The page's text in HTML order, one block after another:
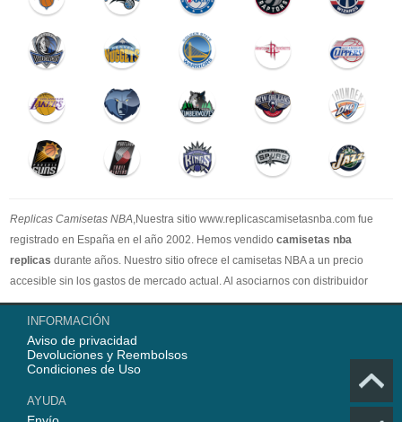
Replicas Camisetas NBA,Nuestra sitio www.replicascamisetasnba.com fue
registrado en España en el año 2002. Hemos vendido camisetas nba
replicas durante años. Nuestro sitio ofrece el camisetas NBA a un precio
accesible sin los gastos de mercado actual. Al asociarnos con distribuidor
oficial de camisetas NBA, garantizamos que todos nuestros artículos son
100% auténticos con embalaje original. Estamos dedicados a proporcionar la
mejor calidad camisetas nba a nuestros clientes ahora. En 2025,
www.replicascamisetasnba.com ofrecerá nuestro mejor servicio para que Ud.
INFORMACIÓN
Aviso de privacidad
Devoluciones y Reembolsos
Condiciones de Uso
AYUDA